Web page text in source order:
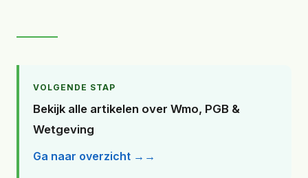
VOLGENDE STAP
Bekijk alle artikelen over Wmo, PGB &
Wetgeving
Ga naar overzicht →